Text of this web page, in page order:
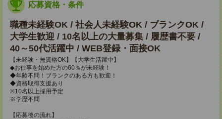
応募資格・条件
職種未経験OK / 社会人未経験OK / ブランクOK /
大学生歓迎 / 10名以上の大量募集 / 履歴書不要 /
40～50代活躍中 / WEB登録・面接OK
【未経験・無資格OK】【大学生活躍中】
◆お仕事を始めた方の60％が未経験！
◆年齢不問！ブランクのある方も歓迎！
◆資格取得支援あり
※10名以上採用予定
※学歴不問
【応募後の流れ】